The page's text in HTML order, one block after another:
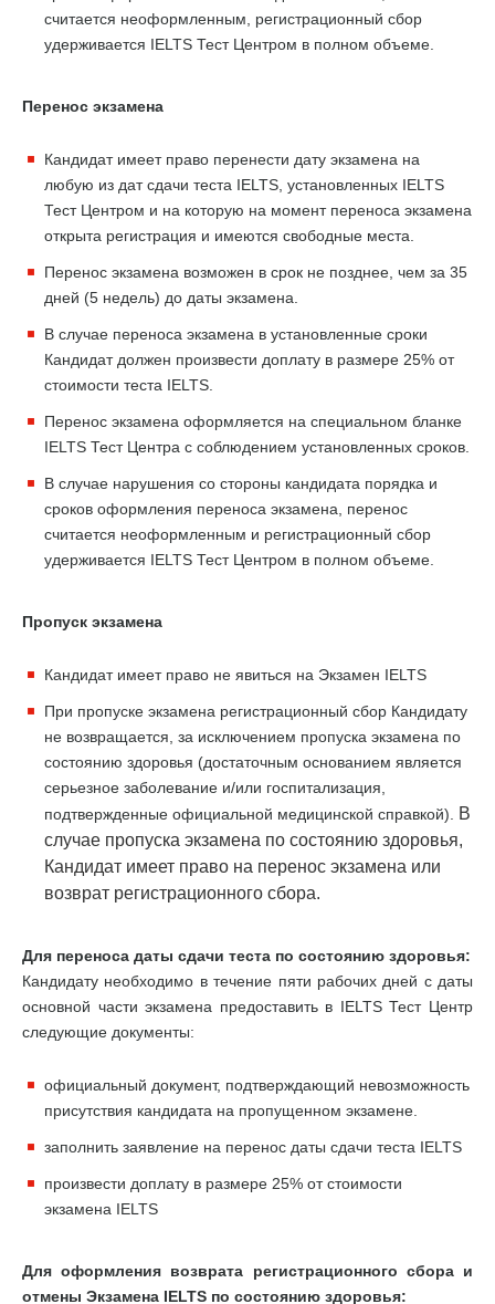
считается неоформленным, регистрационный сбор
удерживается IELTS Тест Центром в полном объеме.
Перенос экзамена
Кандидат имеет право перенести дату экзамена на
любую из дат сдачи теста IELTS, установленных IELTS
Тест Центром и на которую на момент переноса экзамена
открыта регистрация и имеются свободные места.
Перенос экзамена возможен в срок не позднее, чем за 35
дней (5 недель) до даты экзамена.
В случае переноса экзамена в установленные сроки
Кандидат должен произвести доплату в размере 25% от
стоимости теста IELTS.
Перенос экзамена оформляется на специальном бланке
IELTS Тест Центра с соблюдением установленных сроков.
В случае нарушения со стороны кандидата порядка и
сроков оформления переноса экзамена, перенос
считается неоформленным и регистрационный сбор
удерживается IELTS Тест Центром в полном объеме.
Пропуск экзамена
Кандидат имеет право не явиться на Экзамен IELTS
При пропуске экзамена регистрационный сбор Кандидату
не возвращается, за исключением пропуска экзамена по
состоянию здоровья (достаточным основанием является
серьезное заболевание и/или госпитализация,
подтвержденные официальной медицинской справкой).
В
случае пропуска экзамена по состоянию здоровья,
Кандидат имеет право на перенос экзамена или
возврат регистрационного сбора.
Для переноса даты сдачи теста по состоянию здоровья:
Кандидату необходимо в течение пяти рабочих дней с даты
основной части экзамена предоставить в IELTS Тест Центр
следующие документы:
официальный документ, подтверждающий невозможность
присутствия кандидата на пропущенном экзамене.
заполнить заявление на перенос даты сдачи теста IELTS
произвести доплату в размере 25% от стоимости
экзамена IELTS
Для оформления возврата регистрационного сбора и
отмены Экзамена IELTS по состоянию здоровья: